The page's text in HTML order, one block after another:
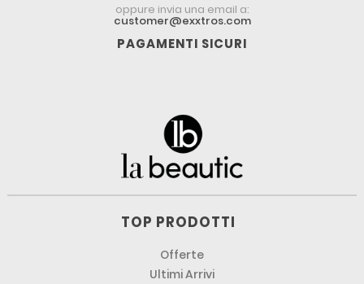
oppure invia una email a:
customer@exxtros.com
PAGAMENTI SICURI
TOP PRODOTTI
Offerte
Ultimi Arrivi